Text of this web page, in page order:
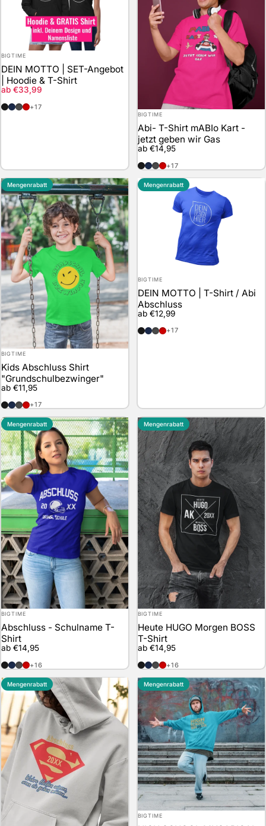
Anbieter:
BIGTIME
DEIN MOTTO | SET-Angebot
| Hoodie & T-Shirt
Verkaufspreis
ab €33,99
schwarz
marineblau
anthrazit
rot+17
Anbieter:
BIGTIME
Abi- T-Shirt mABIo Kart -
jetzt geben wir Gas
ab €14,95
schwarz
marineblau
anthrazit
rot+17
Mengenrabatt
Anbieter:
BIGTIME
Kids Abschluss Shirt
"Grundschulbezwinger"
ab €11,95
schwarz
marineblau
anthrazit
rot+17
Mengenrabatt
Anbieter:
BIGTIME
DEIN MOTTO | T-Shirt / Abi
Abschluss
ab €12,99
schwarz
marineblau
anthrazit
rot+17
Mengenrabatt
Anbieter:
BIGTIME
Abschluss - Schulname T-
Shirt
ab €14,95
schwarz
marineblau
anthrazit
rot+16
Mengenrabatt
Anbieter:
BIGTIME
Heute HUGO Morgen BOSS
T-Shirt
ab €14,95
schwarz
marineblau
anthrazit
rot+16
Mengenrabatt Mengenrabatt
Anbieter:
BIGTIME